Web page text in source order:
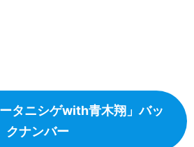
ータニシゲwith青木翔」バッ
クナンバー